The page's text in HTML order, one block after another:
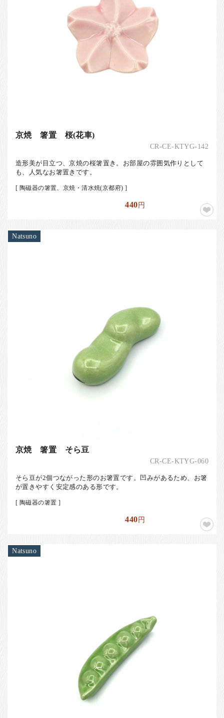
京焼 箸置 桜(花車)
CR-CE-KTYG-142
造形美が目立つ、京焼の桜箸置き。お部屋の雰囲気作りとして
も、人気なお箸置きです。
[ 陶磁器の箸置、京焼・清水焼(京都府) ]
440円
Natsuno
京焼 箸置 そら豆
CR-CE-KTYG-060
そら豆が2個つながった形のお箸置です。凹みがあるため、お箸
が置きやすく安定感のある形です。
[ 陶磁器の箸置 ]
440円
Natsuno